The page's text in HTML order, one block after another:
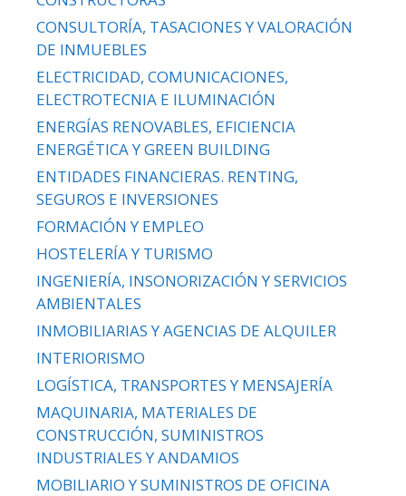
CONSULTORÍA, TASACIONES Y VALORACIÓN
DE INMUEBLES
ELECTRICIDAD, COMUNICACIONES,
ELECTROTECNIA E ILUMINACIÓN
ENERGÍAS RENOVABLES, EFICIENCIA
ENERGÉTICA Y GREEN BUILDING
ENTIDADES FINANCIERAS. RENTING,
SEGUROS E INVERSIONES
FORMACIÓN Y EMPLEO
HOSTELERÍA Y TURISMO
INGENIERÍA, INSONORIZACIÓN Y SERVICIOS
AMBIENTALES
INMOBILIARIAS Y AGENCIAS DE ALQUILER
INTERIORISMO
LOGÍSTICA, TRANSPORTES Y MENSAJERÍA
MAQUINARIA, MATERIALES DE
CONSTRUCCIÓN, SUMINISTROS
INDUSTRIALES Y ANDAMIOS
MOBILIARIO Y SUMINISTROS DE OFICINA